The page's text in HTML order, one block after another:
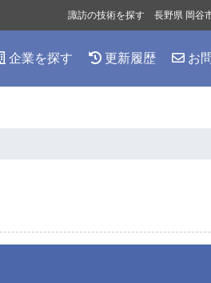
企業を探す 更新履歴 お
諏訪の技術を探す 長野県 岡谷